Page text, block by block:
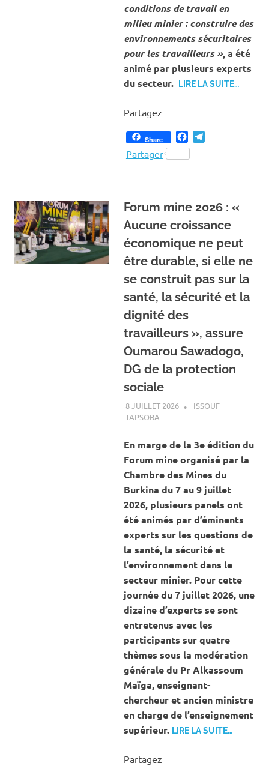
conditions de travail en
milieu minier : construire des
environnements sécuritaires
pour les travailleurs », a été
animé par plusieurs experts
du secteur. LIRE LA SUITE…
Partagez
Share Facebook
Partager
Forum mine 2026 : «
Aucune croissance
économique ne peut
être durable, si elle ne
se construit pas sur la
santé, la sécurité et la
dignité des
travailleurs », assure
Oumarou Sawadogo,
DG de la protection
sociale
8 JUILLET 2026
ISSOUF
TAPSOBA
En marge de la 3e édition du
Forum mine organisé par la
Chambre des Mines du
Burkina du 7 au 9 juillet
2026, plusieurs panels ont
été animés par d’éminents
experts sur les questions de
la santé, la sécurité et
l’environnement dans le
secteur minier. Pour cette
journée du 7 juillet 2026, une
dizaine d’experts se sont
entretenus avec les
participants sur quatre
thèmes sous la modération
générale du Pr Alkassoum
Maïga, enseignant-
chercheur et ancien ministre
en charge de l’enseignement
supérieur. LIRE LA SUITE…
Partagez